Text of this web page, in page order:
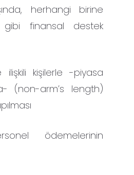
herhangi birine
finansal destek
ilişkili kişilerle -piyasa
(non-arm’s length)
ödemelerinin